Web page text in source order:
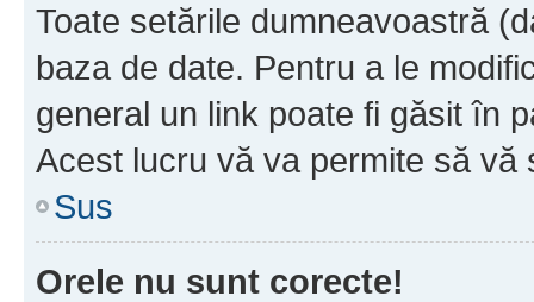
Toate setările dumneavoastră
baza de date. Pentru a le
general un link poate fi găsit în
Acest lucru vă va permite să vă
Sus
Orele nu sunt corecte!